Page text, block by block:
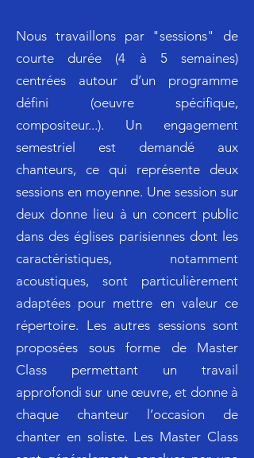
​Nous travaillons par "sessions" de
courte durée (4 à 5 semaines)
centrées autour d’un programme
défini (oeuvre spécifique,
compositeur...). Un engagement
semestriel est demandé aux
chanteurs, ce qui représente deux
sessions en moyenne. Une session sur
deux donne lieu à un concert public
dans des églises parisiennes dont les
caractéristiques, notamment
acoustiques, sont particulièrement
adaptées pour mettre en valeur ce
répertoire. Les autres sessions sont
proposées sous forme de Master
Class permettant un travail
approfondi sur une œuvre, et donne à
chaque chanteur l’occasion de
chanter en soliste. Les Master Class